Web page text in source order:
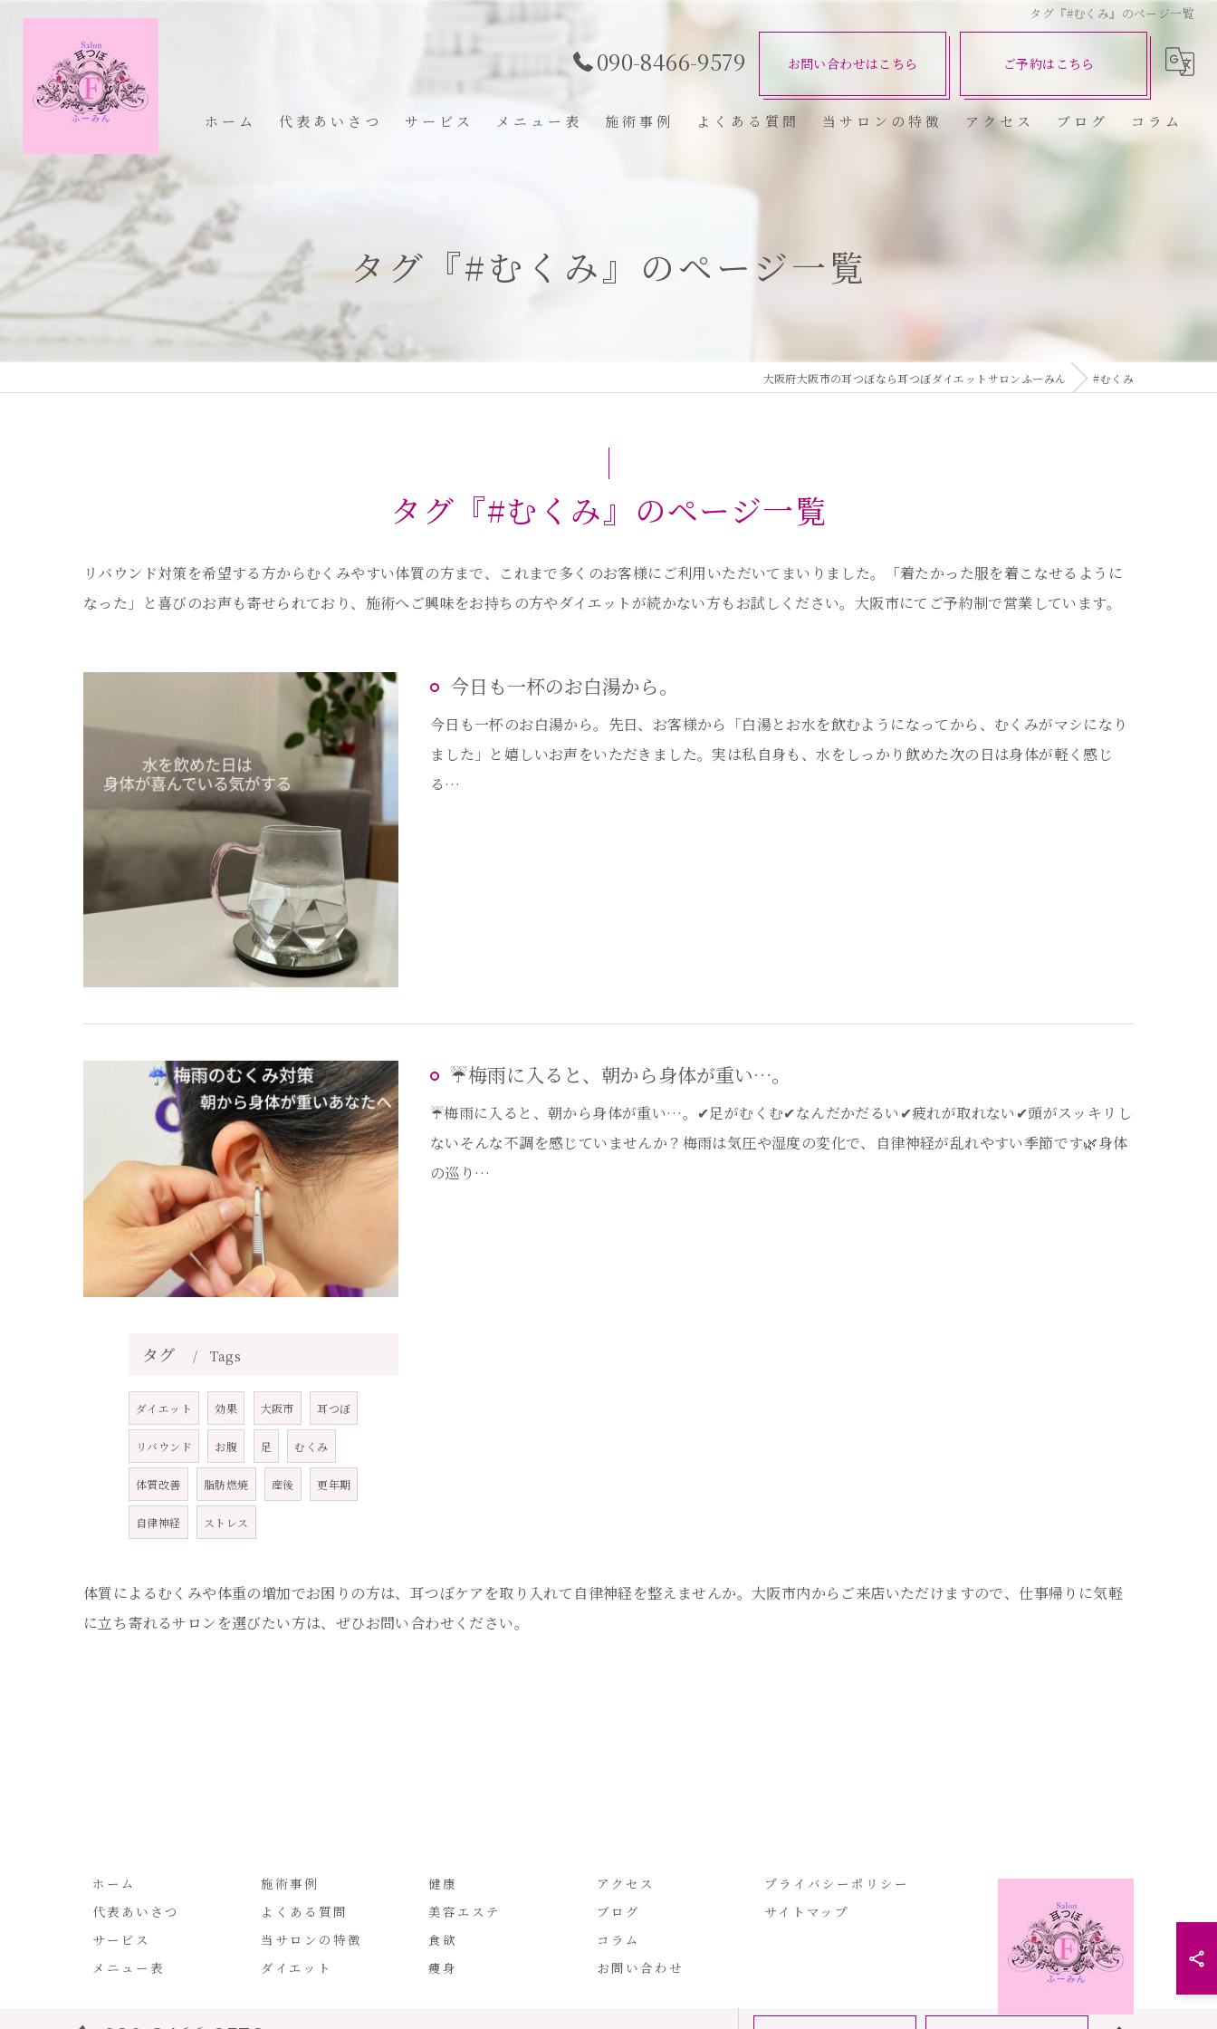
タグ『#むくみ』のページ一覧
090-8466-9579 お問い合わせはこちら ご予約はこちら
ホーム 代表あいさつ サービス メニュー表 施術事例 よくある質問 当サロンの特徴
美容エステ
痩身
アクセス ブログ コラム
タグ『#むくみ』のページ一覧
大阪府大阪市の耳つぼなら耳つぼダイエットサロンふーみん #むくみ
タグ『#むくみ』のページ一覧
リバウンド対策を希望する方からむくみやすい体質の方まで、これまで多くのお客様にご利用いただいてまいりました。「着たかった服を着こなせるように
なった」と喜びのお声も寄せられており、施術へご興味をお持ちの方やダイエットが続かない方もお試しください。大阪市にてご予約制で営業しています。
今日も一杯のお白湯から。
今日も一杯のお白湯から。先日、お客様から「白湯とお水を飲むようになってから、むくみがマシになり
ました」と嬉しいお声をいただきました。実は私自身も、水をしっかり飲めた次の日は身体が軽く感じ
る…
☔梅雨に入ると、朝から身体が重い…。
☔梅雨に入ると、朝から身体が重い…。✔足がむくむ✔なんだかだるい✔疲れが取れない✔頭がスッキリし
ないそんな不調を感じていませんか？梅雨は気圧や湿度の変化で、自律神経が乱れやすい季節です🌿身体
の巡り…
タグ Tags
ダイエット 効果 大阪市 耳つぼ
リバウンド お腹 足 むくみ
体質改善 脂肪燃焼 産後 更年期
自律神経 ストレス
体質によるむくみや体重の増加でお困りの方は、耳つぼケアを取り入れて自律神経を整えませんか。大阪市内からご来店いただけますので、仕事帰りに気軽
に立ち寄れるサロンを選びたい方は、ぜひお問い合わせください。
ホーム
代表あいさつ
サービス
メニュー表
施術事例
よくある質問
当サロンの特徴
ダイエット
健康
美容エステ
食欲
痩身
アクセス
ブログ
コラム
お問い合わせ
プライバシーポリシー
サイトマップ